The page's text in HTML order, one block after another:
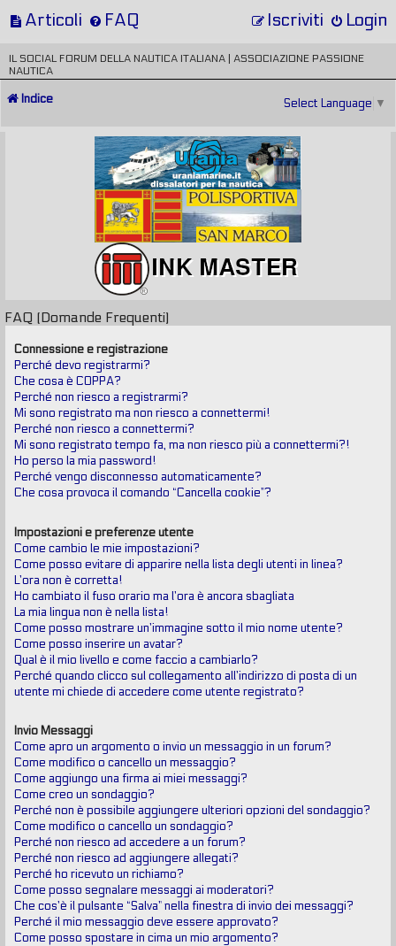
Articoli FAQ Login
Iscriviti
IL SOCIAL FORUM DELLA NAUTICA ITALIANA | ASSOCIAZIONE PASSIONE
NAUTICA
Indice Select Language ▼
FAQ (Domande Frequenti)
Connessione e registrazione
Perché devo registrarmi?
Che cosa è COPPA?
Perché non riesco a registrarmi?
Mi sono registrato ma non riesco a connettermi!
Perché non riesco a connettermi?
Mi sono registrato tempo fa, ma non riesco più a connettermi?!
Ho perso la mia password!
Perché vengo disconnesso automaticamente?
Che cosa provoca il comando “Cancella cookie”?
Impostazioni e preferenze utente
Come cambio le mie impostazioni?
Come posso evitare di apparire nella lista degli utenti in linea?
L’ora non è corretta!
Ho cambiato il fuso orario ma l’ora è ancora sbagliata
La mia lingua non è nella lista!
Come posso mostrare un’immagine sotto il mio nome utente?
Come posso inserire un avatar?
Qual è il mio livello e come faccio a cambiarlo?
Perché quando clicco sul collegamento all’indirizzo di posta di un
utente mi chiede di accedere come utente registrato?
Invio Messaggi
Come apro un argomento o invio un messaggio in un forum?
Come modifico o cancello un messaggio?
Come aggiungo una firma ai miei messaggi?
Come creo un sondaggio?
Perché non è possibile aggiungere ulteriori opzioni del sondaggio?
Come modifico o cancello un sondaggio?
Perché non riesco ad accedere a un forum?
Perché non riesco ad aggiungere allegati?
Perché ho ricevuto un richiamo?
Come posso segnalare messaggi ai moderatori?
Che cos’è il pulsante “Salva” nella finestra di invio dei messaggi?
Perché il mio messaggio deve essere approvato?
Come posso spostare in cima un mio argomento?